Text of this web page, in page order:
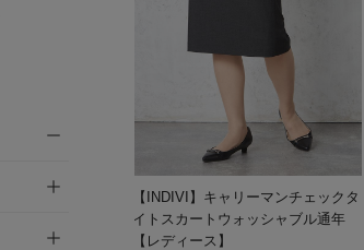
【INDIVI】キャリーマンチェックタ
イトスカートウォッシャブル通年
【レディース】